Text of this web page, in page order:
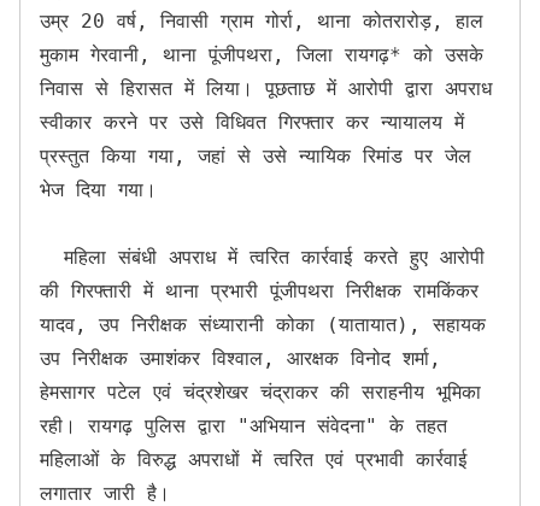
उम्र 20 वर्ष, निवासी ग्राम गोर्रा, थाना कोतरारोड़, हाल
मुकाम गेरवानी, थाना पूंजीपथरा, जिला रायगढ़* को उसके
निवास से हिरासत में लिया। पूछताछ में आरोपी द्वारा अपराध
स्वीकार करने पर उसे विधिवत गिरफ्तार कर न्यायालय में
प्रस्तुत किया गया, जहां से उसे न्यायिक रिमांड पर जेल
भेज दिया गया।
  महिला संबंधी अपराध में त्वरित कार्रवाई करते हुए आरोपी
की गिरफ्तारी में थाना प्रभारी पूंजीपथरा निरीक्षक रामकिंकर
यादव, उप निरीक्षक संध्यारानी कोका (यातायात), सहायक
उप निरीक्षक उमाशंकर विश्वाल, आरक्षक विनोद शर्मा,
हेमसागर पटेल एवं चंद्रशेखर चंद्राकर की सराहनीय भूमिका
रही। रायगढ़ पुलिस द्वारा "अभियान संवेदना" के तहत
महिलाओं के विरुद्ध अपराधों में त्वरित एवं प्रभावी कार्रवाई
लगातार जारी है।